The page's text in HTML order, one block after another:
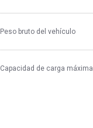
Peso bruto del vehículo
Capacidad de carga máxima